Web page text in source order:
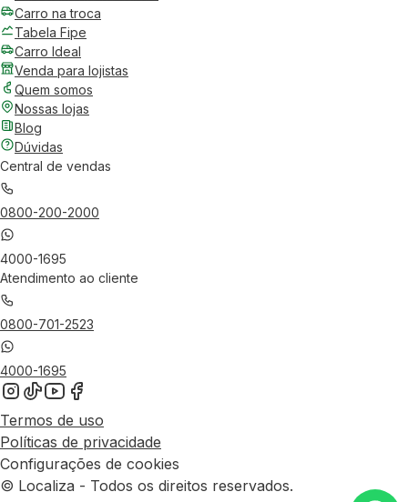
Carro na troca
Tabela Fipe
Carro Ideal
Venda para lojistas
Quem somos
Nossas lojas
Blog
Dúvidas
Central de vendas
0800-200-2000
4000-1695
Atendimento ao cliente
0800-701-2523
4000-1695
Termos de uso
Políticas de privacidade
Configurações de cookies
© Localiza - Todos os direitos reservados.